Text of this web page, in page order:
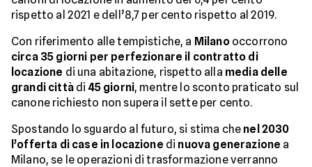
rispetto al 2021 e dell’8,7 per cento rispetto al 2019.
Con riferimento alle tempistiche, a Milanooccorrono
circa 35 giorni per perfezionare il contratto di
locazione di una abitazione, rispetto alla media delle
grandi cittàdi45 giorni, mentre lo sconto praticato sul
canone richiesto non supera il sette per cento.
Spostando lo sguardo al futuro, si stima che nel 2030
l’offerta di case in locazione di nuova generazione a
Milano, se le operazioni di trasformazione verranno